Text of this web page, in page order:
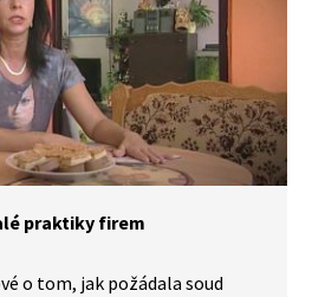
praktiky firem
o tom, jak požádala soud